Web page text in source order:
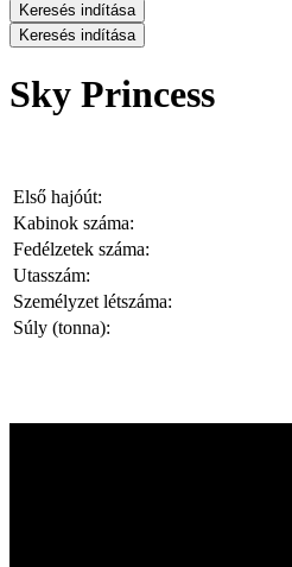
Keresés indítása
Keresés indítása
Sky Princess
Első hajóút:
Kabinok száma:
Fedélzetek száma:
Utasszám:
Személyzet létszáma:
Súly (tonna):